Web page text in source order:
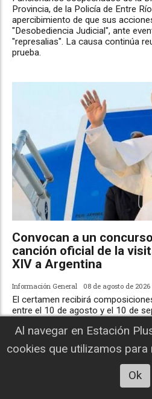
Provincia, de la Policía de Entre
apercibimiento de que sus
"Desobediencia Judicial", ante
"represalias". La causa continúa
prueba.
Convocan a un
canción oficial de la
XIV a Argentina
Información General 08 de agosto de 2026
El certamen recibirá
entre el 10 de agosto y el 10 de
papal.
Al navegar en Estación
cookies que utilizamos
Ok